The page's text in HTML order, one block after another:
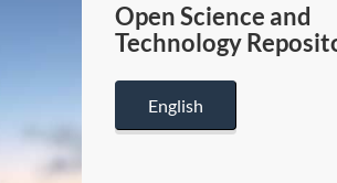
Open Science and
Technology
English